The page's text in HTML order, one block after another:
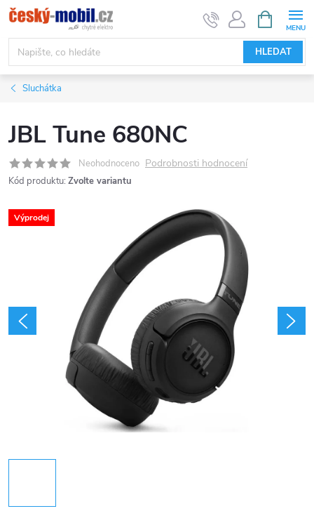
Přejít
na
obsah
HLEDAT
NÁKUPNÍ
KOŠÍK
Sluchátka
JBL Tune 680NC
Neohodnoceno Podrobnosti hodnocení
Kód produktu: Zvolte variantu
Výprodej